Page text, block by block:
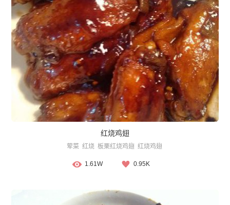
红烧鸡翅
荤菜 红烧 板栗红烧鸡翅 红烧鸡翅
1.61W 0.95K